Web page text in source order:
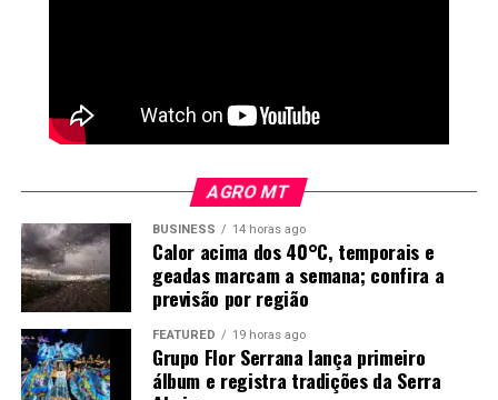
Figura 2. Efeitos nas produtividades de soja e arroz em áreas
de terras baixas do Rio Grande do Sul. (A) Comparação da
AGRO MT
BUSINESS 14 horas ago
Calor acima dos 40°C, temporais e
geadas marcam a semana; confira a
previsão por região
FEATURED 19 horas ago
Grupo Flor Serrana lança primeiro
álbum e registra tradições da Serra